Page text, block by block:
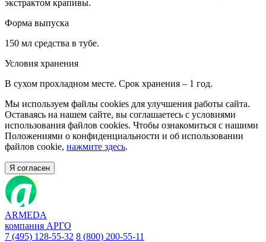
экстрактом крапивы.
Форма выпуска
150 мл средства в тубе.
Условия хранения
В сухом прохладном месте. Срок хранения – 1 год.
Мы используем файлы cookies для улучшения работы сайта.
Оставаясь на нашем сайте, вы соглашаетесь с условиями
использования файлов cookies. Чтобы ознакомиться с нашими
Положениями о конфиденциальности и об использовании
файлов cookie, нажмите здесь.
Я согласен
ARMEDA
компания АРГО
7 (495) 128-55-32 8 (800) 200-55-11